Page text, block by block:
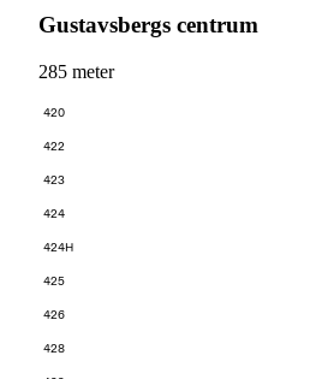
Gustavsbergs centrum
285 meter
420
422
423
424
424H
425
426
428